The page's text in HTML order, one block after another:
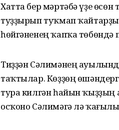
Хатта бер мәртәбә үҙе
туҙҙырып туҡмап
һөйгәненең ҡапҡа төбөндә
Тиҙҙән Сәлимәнең
таҡтылар. Көҙҙөң
тура килгән һайын
осҡоно Сәлимәгә лә